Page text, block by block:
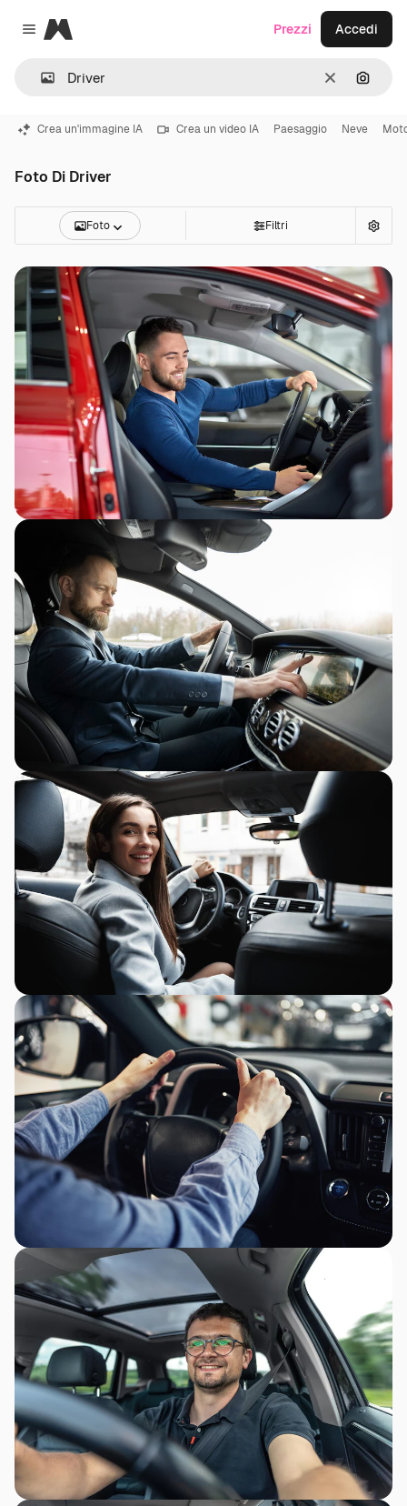
Close menu
Magnific
CancellaCerca
Prezzi Accedi
Crea un'immagine IA Crea un video IA Paesaggio Neve
Foto Di Driver
Foto Filtri